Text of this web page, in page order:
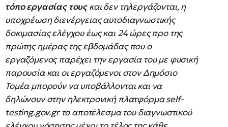
τόπο εργασίας τουςκαι δεν τηλεργάζονται, η
υποχρέωση διενέργειας αυτοδιαγνωστικής
δοκιμασίας ελέγχου έως και 24 ώρες προ της
πρώτης ημέρας της εβδομάδας που ο
εργαζόμενος παρέχει την εργασία του με φυσική
παρουσία και οι εργαζόμενοι στον Δημόσιο
Τομέα μπορούν να υποβάλλονται και να
δηλώνουν στην ηλεκτρονική πλατφόρμα self-
testing.gov.gr το αποτέλεσμα του διαγνωστικού